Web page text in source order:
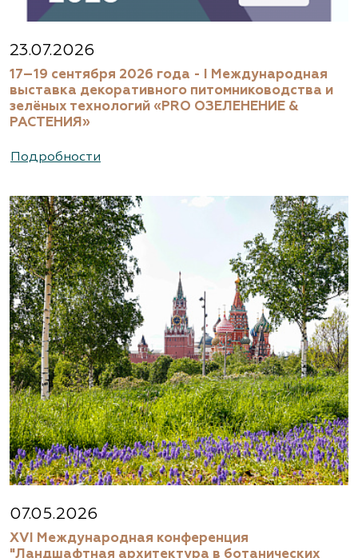
23.07.2026
17–19 сентября 2026 года - I Международная
выставка декоративного питомниководства и
зелёных технологий «PRO ОЗЕЛЕНЕНИЕ &
РАСТЕНИЯ»
Подробности
07.05.2026
XVI Международная конференция
"Ландшафтная архитектура в ботанических